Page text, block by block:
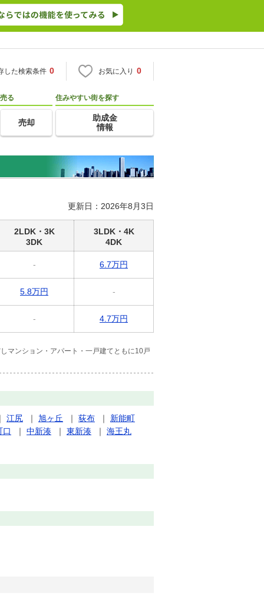
した検索条件 0 お気に入り 0
売る
売却
住みやすい街を探す
助成金
情報
更新日：2026年8月3日
2LDK・3K
3DK
3LDK・4K
4DK
- 6.7万円
5.8万円 -
- 4.7万円
マンション・アパート・一戸建てともに10戸
江尻 ｜ 旭ヶ丘 ｜ 荻布 ｜ 新能町
口
｜ 中新湊 ｜ 東新湊 ｜ 海王丸